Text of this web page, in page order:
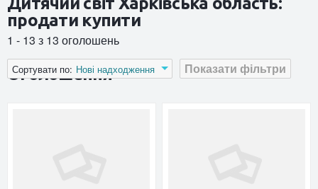
продати купити
1 - 13 з 13 оголошень
Показати фільтри
Сортувати по: Нові надходження
Оголошення